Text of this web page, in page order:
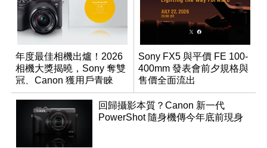
年度最佳相機出爐！2026
相機大獎揭曉，Sony 奪雙
冠、Canon 獲用戶青睞
Sony FX5 與平價 FE 100-
400mm 發表會前夕規格與
售價全面流出
回歸攝影本質？Canon 新一代
PowerShot 隨身機傳今年底前現身